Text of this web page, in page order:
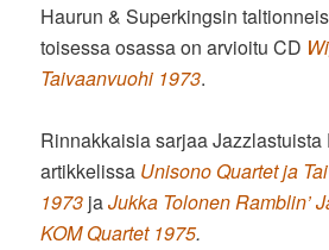
Haurun & Superkingsin
toisessa osassa on arvioitu CD
Taivaanvuohi 1973.
Rinnakkaisia sarjaa
artikkelissa Unisono Quartet ja
1973 jaJukka Tolonen Ramblin’
KOM Quartet 1975.